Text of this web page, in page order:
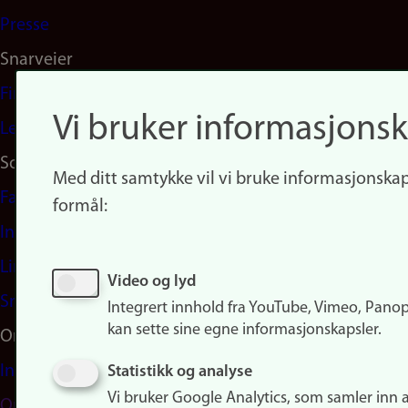
Presse
Snarveier
Finn studier
Ledige stillinger
Sosiale medier
Facebook
Instagram
LinkedIn
Snapchat
Om nettstedet
Informasjonskapsler
Vi bruker
Med ditt samtykke vil vi bruke
formål:
Video og lyd
Integrert innhold fra YouTube, Vimeo,
kan sette sine egne informasjonskapsler.
Statistikk og analyse
Vi bruker Google Analytics, som samler inn